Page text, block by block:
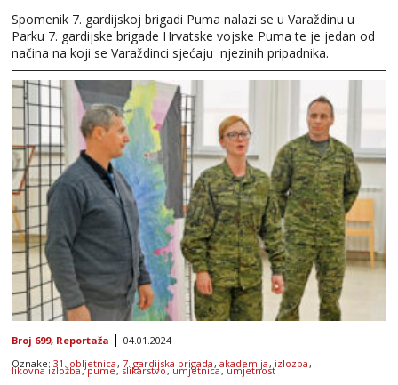
Spomenik 7. gardijskoj brigadi Puma nalazi se u Varaždinu u
Parku 7. gardijske brigade Hrvatske vojske Puma te je jedan od
načina na koji se Varaždinci sjećaju njezinih pripadnika.
Broj 699, Reportaža
04.01.2024
Oznake: 31. obljetnica , 7. gardijska brigada , akademija , izlozba ,
likovna izložba,pume, slikarstvo,umjetnica,umjetnost